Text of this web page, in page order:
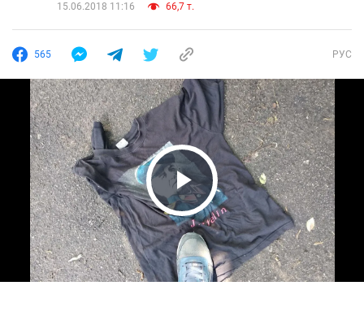
15.06.2018 11:16
66,7 т.
565 РУС
Play Video